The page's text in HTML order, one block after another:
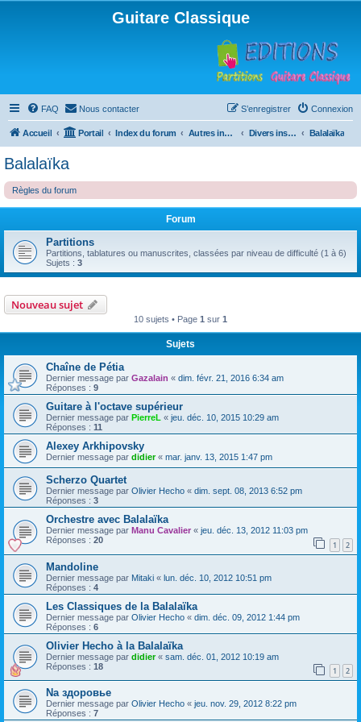
Guitare Classique
FAQ Nous contacter Connexion
S’enregistrer
Accueil Portail Index du forum Autres instruments à cordes pincées, ou styles Divers instruments Balalaïka
Balalaïka
Règles du forum
Forum
Partitions
Partitions, tablatures ou manuscrites, classées par niveau de difficulté (1 à 6)
Sujets : 3
Nouveau sujet
10 sujets • Page 1 sur 1
Sujets
Chaîne de Pétia
Dernier message par Gazalain « dim. févr. 21, 2016 6:34 am
Réponses : 9
Guitare à l'octave supérieur
Dernier message par PierreL « jeu. déc. 10, 2015 10:29 am
Réponses : 11
Alexey Arkhipovsky
Dernier message par didier« mar. janv. 13, 2015 1:47 pm
Scherzo Quartet
Dernier message par Olivier Hecho « dim. sept. 08, 2013 6:52 pm
Réponses : 3
Orchestre avec Balalaïka
Dernier message par Manu Cavalier « jeu. déc. 13, 2012 11:03 pm
Réponses : 20 1 2
Mandoline
Dernier message par Mitaki « lun. déc. 10, 2012 10:51 pm
Réponses : 4
Les Classiques de la Balalaïka
Dernier message par Olivier Hecho « dim. déc. 09, 2012 1:44 pm
Réponses : 6
Olivier Hecho à la Balalaïka
Dernier message par didier« sam. déc. 01, 2012 10:19 am
Réponses : 18 1 2
Na здоровье
Dernier message par Olivier Hecho « jeu. nov. 29, 2012 8:22 pm
Réponses : 7